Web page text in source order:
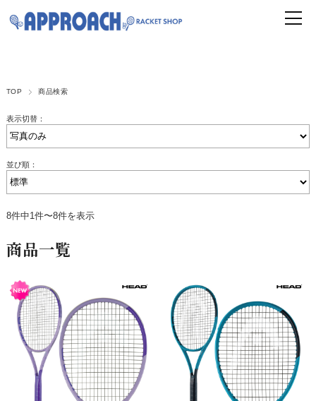
TOP 商品検索
表示切替：
並び順：
8件中1件〜8件を表示
商品一覧